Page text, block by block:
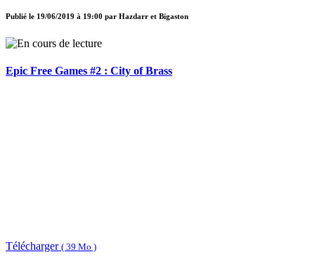
Publié le 19/06/2019 à 19:00 par Hazdarr et Bigaston
Epic Free Games #2 : City of Brass
Télécharger ( 39 Mo )